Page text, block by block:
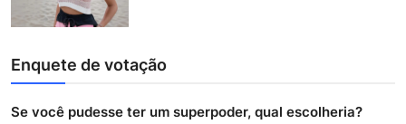
Enquete de votação
Se você pudesse ter um superpoder, qual escolheria?